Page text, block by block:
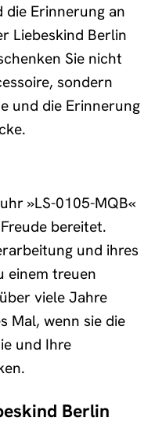
Erinnerung an
Liebeskind Berlin
Sie nicht
sondern
und die Erinnerung
»LS-0105-MQB«
bereitet.
und ihres
einem treuen
viele Jahre
Mal, wenn sie die
und Ihre
Berlin